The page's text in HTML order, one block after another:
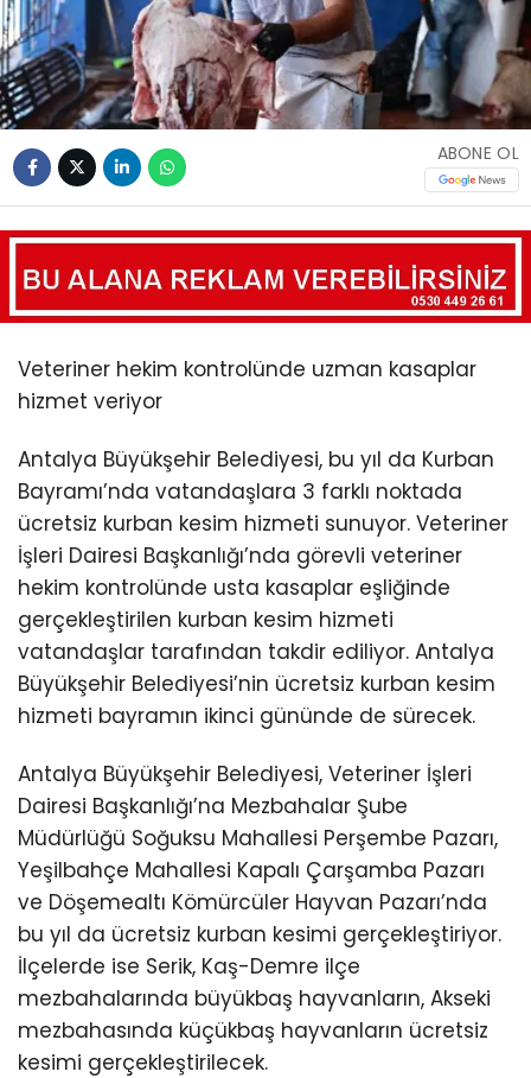
ABONE OL
Veteriner hekim kontrolünde uzman kasaplar
hizmet veriyor
Antalya Büyükşehir Belediyesi, bu yıl da Kurban
Bayramı’nda vatandaşlara 3 farklı noktada
ücretsiz kurban kesim hizmeti sunuyor. Veteriner
İşleri Dairesi Başkanlığı’nda görevli veteriner
hekim kontrolünde usta kasaplar eşliğinde
gerçekleştirilen kurban kesim hizmeti
vatandaşlar tarafından takdir ediliyor. Antalya
Büyükşehir Belediyesi’nin ücretsiz kurban kesim
hizmeti bayramın ikinci gününde de sürecek.
Antalya Büyükşehir Belediyesi, Veteriner İşleri
Dairesi Başkanlığı’na Mezbahalar Şube
Müdürlüğü Soğuksu Mahallesi Perşembe Pazarı,
Yeşilbahçe Mahallesi Kapalı Çarşamba Pazarı
ve Döşemealtı Kömürcüler Hayvan Pazarı’nda
bu yıl da ücretsiz kurban kesimi gerçekleştiriyor.
İlçelerde ise Serik, Kaş-Demre ilçe
mezbahalarında büyükbaş hayvanların, Akseki
mezbahasında küçükbaş hayvanların ücretsiz
kesimi gerçekleştirilecek.